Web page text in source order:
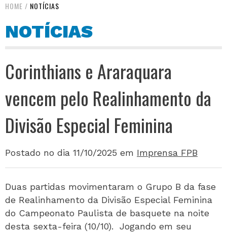
HOME / NOTÍCIAS
NOTÍCIAS
Corinthians e Araraquara
vencem pelo Realinhamento da
Divisão Especial Feminina
Postado no dia 11/10/2025 em Imprensa FPB
Duas partidas movimentaram o Grupo B da fase
de Realinhamento da Divisão Especial Feminina
do Campeonato Paulista de basquete na noite
desta sexta-feira (10/10). Jogando em seu